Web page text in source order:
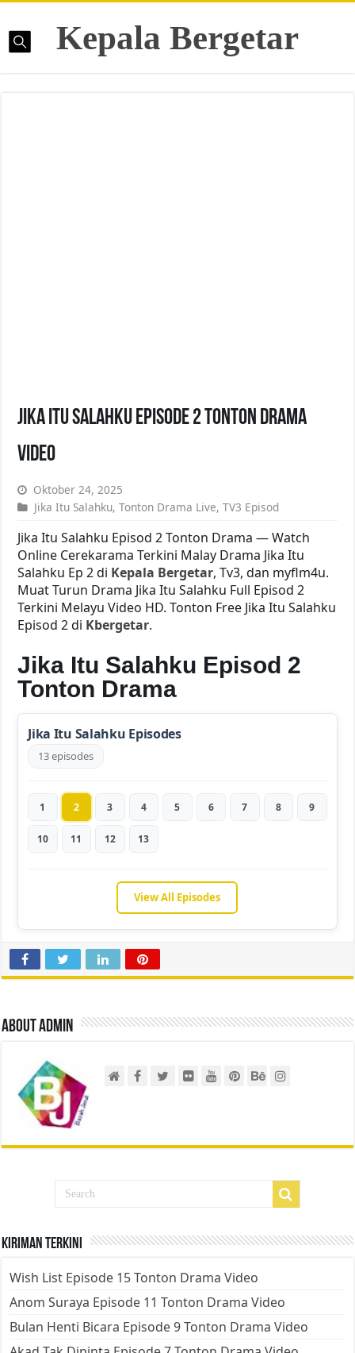
Kepala Bergetar
Jika Itu Salahku Episode 2 Tonton Drama
Video
Oktober 24, 2025
Jika Itu Salahku,Tonton Drama Live,TV3 Episod
Jika Itu Salahku Episod 2 Tonton Drama — Watch
Online Cerekarama Terkini Malay Drama Jika Itu
Salahku Ep 2 di Kepala Bergetar, Tv3, dan myflm4u.
Muat Turun Drama Jika Itu Salahku Full Episod 2
Terkini Melayu Video HD. Tonton Free Jika Itu Salahku
Episod 2 di Kbergetar.
Jika Itu Salahku Episod 2
Tonton Drama
Jika Itu Salahku Episodes
13 episodes
1 2 3 4 5 6 7 8 9
10 11 12 13
View All Episodes
About admin
Kiriman Terkini
Wish List Episode 15 Tonton Drama Video
Anom Suraya Episode 11 Tonton Drama Video
Bulan Henti Bicara Episode 9 Tonton Drama Video